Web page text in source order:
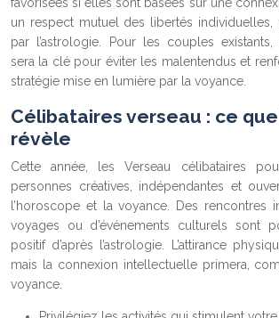
un respect mutuel des libertés individuelles,
par l’astrologie. Pour les couples
sera la clé pour éviter les malentendus et
stratégie mise en lumière par la voyance.
Célibataires verseau : ce que
révèle
Cette année, les Verseau célibataires
personnes créatives, indépendantes et
l’horoscope et la voyance. Des rencontres
voyages ou d’événements culturels sont
positif d’après l’astrologie. L’attirance
mais la connexion intellectuelle primera,
voyance.